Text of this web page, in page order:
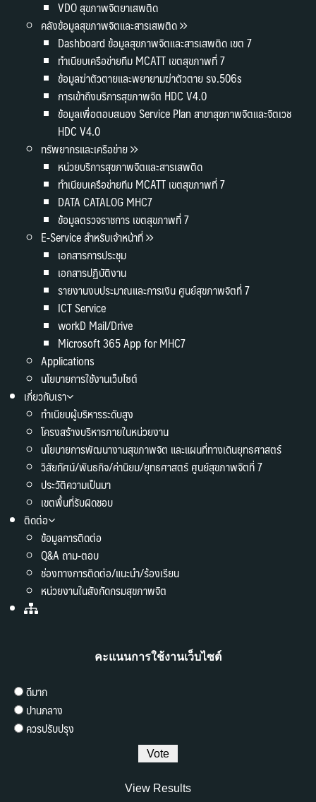
VDO สุขภาพจิตยาเสพติด
คลังข้อมูลสุขภาพจิตและสารเสพติด
Dashboard ข้อมูลสุขภาพจิตและสารเสพติด เขต 7
ทำเนียบเครือข่ายทีม MCATT เขตสุขภาพที่ 7
ข้อมูลฆ่าตัวตายและพยายามฆ่าตัวตาย รง.506s
การเข้าถึงบริการสุขภาพจิต HDC V4.0
ข้อมูลเพื่อตอบสนอง Service Plan สาขาสุขภาพจิตและจิตเวช
HDC V4.0
ทรัพยากรและเครือข่าย
หน่วยบริการสุขภาพจิตและสารเสพติด
ทำเนียบเครือข่ายทีม MCATT เขตสุขภาพที่ 7
DATA CATALOG MHC7
ข้อมูลตรวจราชการ เขตสุขภาพที่ 7
E-Service สำหรับเจ้าหน้าที่
เอกสารการประชุม
เอกสารปฏิบัติงาน
รายงานงบประมาณและการเงิน ศูนย์สุขภาพจิตที่ 7
ICT Service
workD Mail/Drive
Microsoft 365 App for MHC7
Applications
นโยบายการใช้งานเว็บไซต์
เกี่ยวกับเรา
ทำเนียบผู้บริหารระดับสูง
โครงสร้างบริหารภายในหน่วยงาน
นโยบายการพัฒนางานสุขภาพจิต และแผนที่ทางเดินยุทธศาสตร์
วิสัยทัศน์/พันธกิจ/ค่านิยม/ยุทธศาสตร์ ศูนย์สุขภาพจิตที่ 7
ประวัติความเป็นมา
เขตพื้นที่รับผิดชอบ
ติดต่อ
ข้อมูลการติดต่อ
Q&A ถาม-ตอบ
ช่องทางการติดต่อ/แนะนำ/ร้องเรียน
หน่วยงานในสังกัดกรมสุขภาพจิต
คะแนนการใช้งานเว็บไซต์
ดีมาก
ปานกลาง
ควรปรับปรุง
View Results